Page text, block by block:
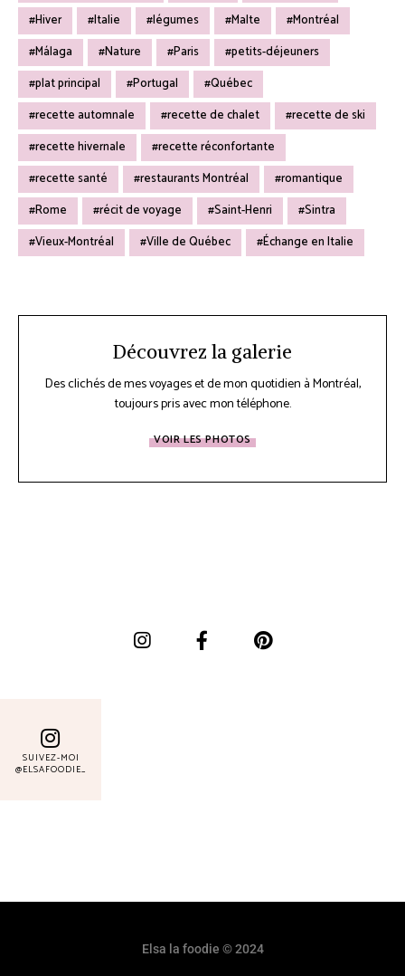
Hiver
Italie légumes Malte
Montréal
Málaga
Nature Paris
petits-déjeuners
plat principal
Portugal
Québec
recette automnale
recette de chalet
recette de ski
recette hivernale
recette réconfortante
recette santé
restaurants Montréal
romantique
Rome
récit de voyage Saint-Henri
Sintra
Vieux-Montréal
Ville de Québec Échange en Italie
Découvrez la galerie
Des clichés de mes voyages et de mon quotidien à Montréal,
toujours pris avec mon téléphone.
VOIR LES PHOTOS
SUIVEZ-MOI
@ELSAFOODIE_
Elsa la foodie © 2024